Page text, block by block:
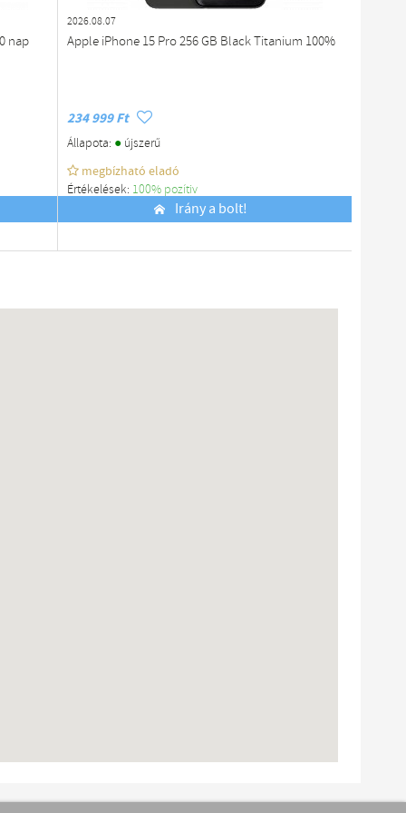
nap
2026.08.07
Apple iPhone 15 Pro 256 GB Black Titanium 100%
234 999 Ft
Állapota: ●újszerű
megbízható eladó
Értékelések: 100% pozítiv
Irány a bolt!